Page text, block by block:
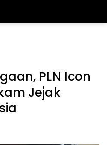
PLN Icon
Jejak